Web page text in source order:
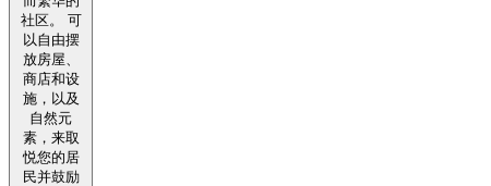
社区。 可
以自由摆
放房屋、
商店和设
施，以及
自然元
素，来取
悦您的居
民并鼓励